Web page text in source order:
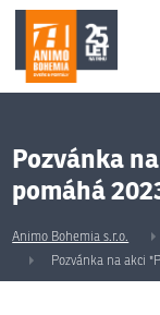
Pozvánka
pomáhá
Animo Bohemia s.r.o.
Pozvánka na akci